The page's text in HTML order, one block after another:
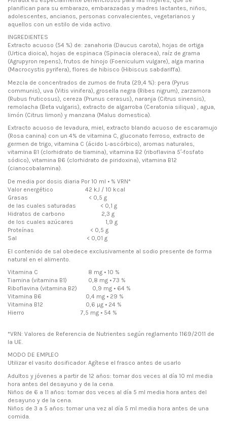
planifican para su embarazo, embarazadas y madres lactantes, niños,
adolescentes, ancianos, personas convalecientes, vegetarianos y
aquellos con un estilo de vida activo.
INGREDIENTES
Extracto acuoso (54 %) de: zanahoria (Daucus carota), hojas de ortiga
(Urtica dioica), hojas de espinaca (Spinacia oleracea), raíz de grama
(Agrupyron repens), frutos de hinojo (Foeniculum vulgare), alga marina
(Macrocystis pyrifera), flores de hibisco (Hibiscus sabdariffa).
Mezcla de concentrados de zumos de fruta (29,4 %): pera (Pyrus
communis), uva (Vitis vinifera), grosella negra (Ribes nigrum), zarzamora
(Rubus fruticosus), cereza (Prunus cerasus), naranja (Citrus sinensis),
remolacha (Beta vulgaris), extracto de algarroba (Ceratonia siliqua) , agua,
limón (Citrus limon) y manzana (Malus domestica).
Extracto acuoso de levadura, miel, extracto blando acuoso de escaramujo
(Rosa canina) con un 4% de vitamina C, gluconato ferroso, extracto de
germen de trigo, vitamina C (ácido L-ascórbico), aromas naturales,
vitamina B1 (clorhidrato de tiamina), vitamina B2 (riboflavina 5′-fosfato
sódico), vitamina B6 (clorhidrato de piridoxina), vitamina B12
(cianocobalamina).
De media por dosis diaria Por 10 ml • % VRN*
Valor energético 42 kJ / 10 kcal
Grasas < 0,5 g
de las cuales saturadas < 0,1 g
Hidratos de carbono 2,3 g
de los cuales azúcares 1,9 g
Proteínas < 0,5 g
Sal < 0,01 g
El contenido de sal obedece exclusivamente al sodio presente de forma
natural en el alimento.
Vitamina C 8 mg • 10 %
Tiamina (vitamina B1) 0,8 mg • 73 %
Riboflavina (vitamina B2) 0,9 mg • 64 %
Vitamina B6 0,4 mg • 29 %
Vitamina B12 0,6 µg • 24 %
Hierro 7,5 mg • 54 %
*VRN: Valores de Referencia de Nutrientes según reglamento 1169/2011 de
la UE.
MODO DE EMPLEO
Utilizar el vasito dosificador. Agítese el frasco antes de usarlo
Adultos y jóvenes a partir de 12 años: tomar dos veces al día 10 ml media
hora antes del desayuno y de la cena.
Niños de 6 a 11 años: tomar dos veces al día 5 ml media hora antes del
desayuno y de la cena.
Niños de 3 a 5 años: tomar una vez al día 5 ml media hora antes de una
comida.